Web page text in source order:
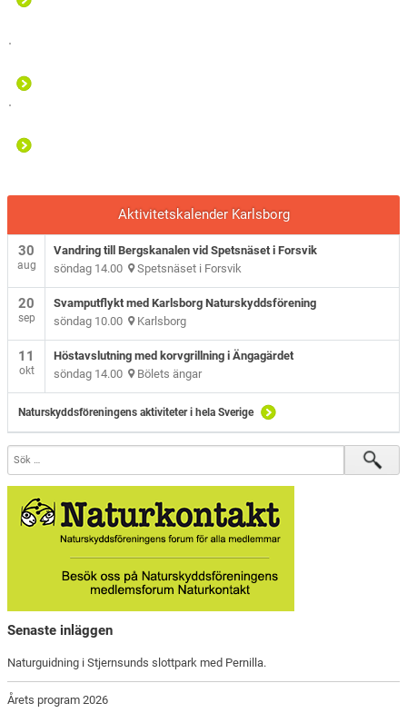
Aktivitetskalender Karlsborg
30
aug
Vandring till Bergskanalen vid Spetsnäset i Forsvik
söndag 14.00 Spetsnäset i Forsvik
20
sep
Svamputflykt med Karlsborg Naturskyddsförening
söndag 10.00 Karlsborg
11
okt
Höstavslutning med korvgrillning i Ängagärdet
söndag 14.00 Bölets ängar
Naturskyddsföreningens aktiviteter i hela Sverige
Senaste inläggen
Naturguidning i Stjernsunds slottpark med Pernilla.
Årets program 2026